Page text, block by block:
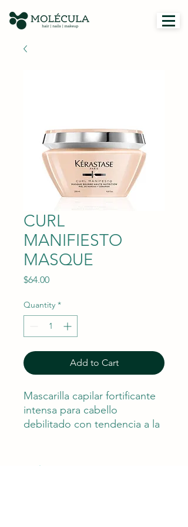
CURL
MANIFIESTO
MASQUE
$64.00Price
Quantity *
Add to Cart
Mascarilla capilar fortificante
intensa para cabello
debilitado con tendencia a la
200ML/ 6.8 OZ
Horario